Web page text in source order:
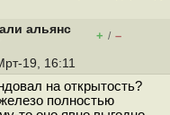
альянс
+ / –
19, 16:11
на открытость?
полностью